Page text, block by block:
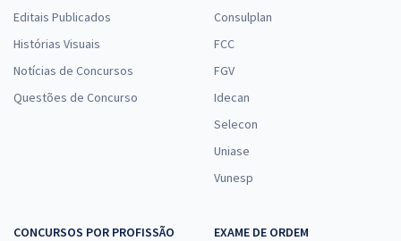
Editais Publicados
Histórias Visuais
Notícias de Concursos
Questões de Concurso
Consulplan
FCC
FGV
Idecan
Selecon
Uniase
Vunesp
CONCURSOS POR PROFISSÃO
EXAME DE ORDEM